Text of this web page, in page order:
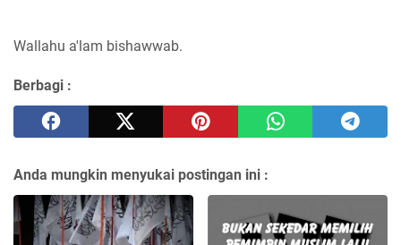
Wallahu a'lam bishawwab.
Berbagi :
Anda mungkin menyukai postingan ini :